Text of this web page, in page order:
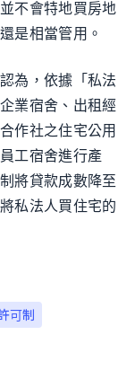
不會特地買房地
是相當管用。
為，依據「私法
業宿舍、出租經
作社之住宅公用
工宿舍進行產
將貸款成數降至
私法人買住宅的
可制